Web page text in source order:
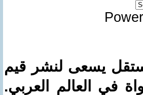
يسعى لنشر قيم
في العالم العربي.